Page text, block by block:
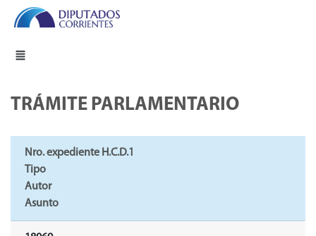
TRÁMITE PARLAMENTARIO
Nro. expediente H.C.D.1
Tipo
Autor
Asunto